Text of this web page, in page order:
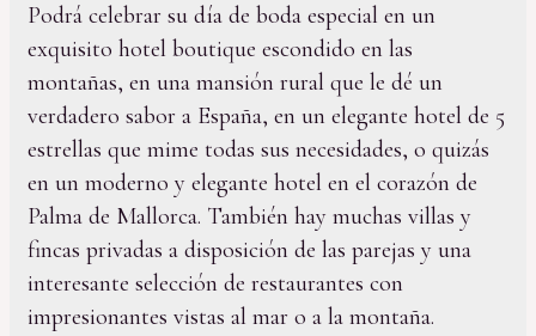
Podrá celebrar su día de boda especial en un
exquisito hotel boutique escondido en las
montañas, en una mansión rural que le dé un
verdadero sabor a España, en un elegante hotel de 5
estrellas que mime todas sus necesidades, o quizás
en un moderno y elegante hotel en el corazón de
Palma de Mallorca. También hay muchas villas y
fincas privadas a disposición de las parejas y una
interesante selección de restaurantes con
impresionantes vistas al mar o a la montaña.